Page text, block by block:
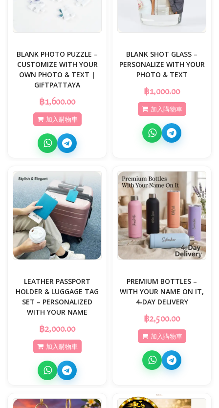
BLANK PHOTO PUZZLE –
CUSTOMIZE WITH YOUR
OWN PHOTO & TEXT |
GIFTPATTAYA
฿1,600.00
加入購物車
BLANK SHOT GLASS –
PERSONALIZE WITH YOUR
PHOTO & TEXT
฿1,000.00
加入購物車
LEATHER PASSPORT
HOLDER & LUGGAGE TAG
SET – PERSONALIZED
WITH YOUR NAME
฿2,000.00
加入購物車
PREMIUM BOTTLES –
WITH YOUR NAME ON IT,
4‑DAY DELIVERY
฿2,500.00
加入購物車